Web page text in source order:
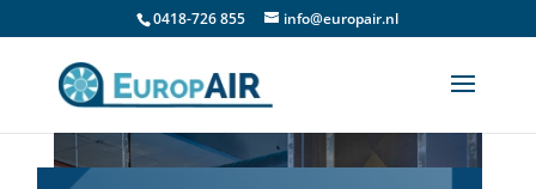
0418-726 855 info@europair.nl